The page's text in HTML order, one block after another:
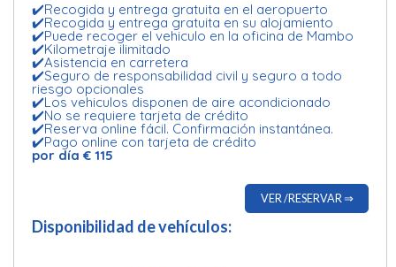
✔️Recogida y entrega gratuita en el aeropuerto
✔️Recogida y entrega gratuita en su alojamiento
✔️Puede recoger el vehiculo en la oficina de Mambo
✔️Kilometraje ilimitado
✔️Asistencia en carretera
✔️Seguro de responsabilidad civil y seguro a todo
riesgo opcionales
✔️Los vehiculos disponen de aire acondicionado
✔️No se requiere tarjeta de crédito
✔️Reserva online fácil. Confirmación instantánea.
✔️Pago online con tarjeta de crédito
por día € 115
VER /RESERVAR ⇒
Disponibilidad de vehículos: